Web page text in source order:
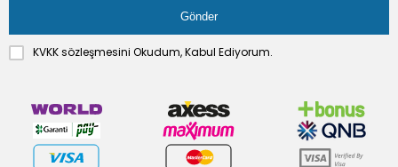
KVKK sözleşmesini Okudum, Kabul Ediyorum.